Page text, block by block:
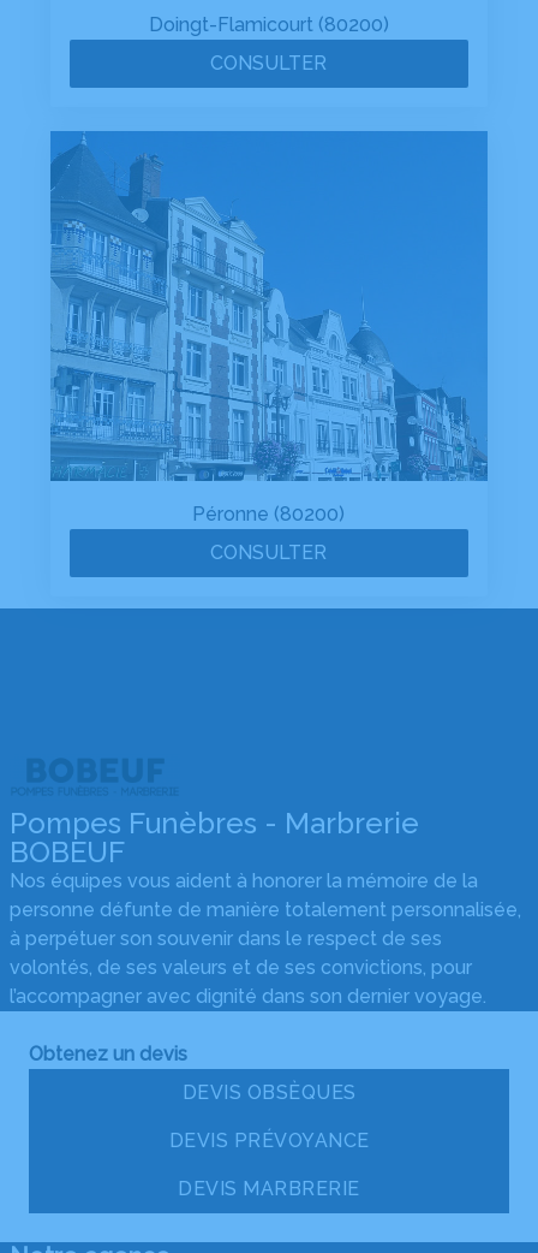
Doingt-Flamicourt (80200)
CONSULTER
Péronne (80200)
CONSULTER
Pompes Funèbres - Marbrerie
BOBEUF
Nos équipes vous aident à honorer la mémoire de la
personne défunte de manière totalement personnalisée,
à perpétuer son souvenir dans le respect de ses
volontés, de ses valeurs et de ses convictions, pour
l’accompagner avec dignité dans son dernier voyage.
Obtenez un devis
DEVIS OBSÈQUES
DEVIS PRÉVOYANCE
DEVIS MARBRERIE